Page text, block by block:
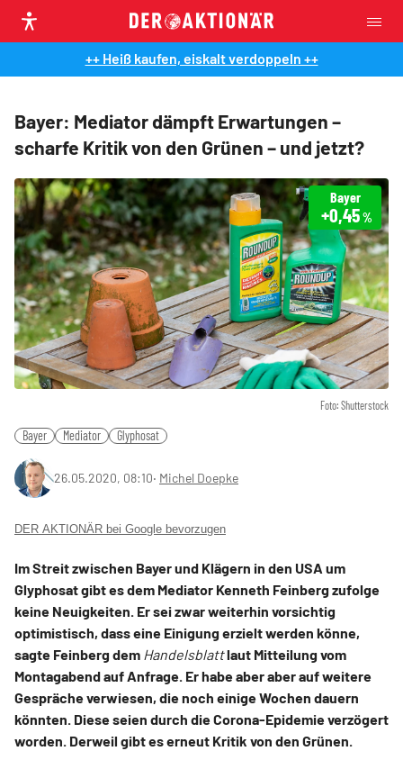
++ Heiß kaufen, eiskalt verdoppeln ++
Bayer: Mediator dämpft Erwartungen –
scharfe Kritik von den Grünen – und jetzt?
Foto: Shutterstock
Bayer
+0,45%
Bayer Mediator Glyphosat
26.05.2020, 08:10‧ Michel Doepke
DER AKTIONÄR bei Google bevorzugen
Im Streit zwischen Bayer und Klägern in den USA um
Glyphosat gibt es dem Mediator Kenneth Feinberg zufolge
keine Neuigkeiten. Er sei zwar weiterhin vorsichtig
optimistisch, dass eine Einigung erzielt werden könne,
sagte Feinberg dem Handelsblattlaut Mitteilung vom
Montagabend auf Anfrage. Er habe aber aber auf weitere
Gespräche verwiesen, die noch einige Wochen dauern
könnten. Diese seien durch die Corona-Epidemie verzögert
worden. Derweil gibt es erneut Kritik von den Grünen.